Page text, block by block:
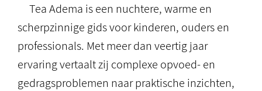
Tea Adema is een nuchtere, warme en
scherpzinnige gids voor kinderen, ouders en
professionals. Met meer dan veertig jaar
ervaring vertaalt zij complexe opvoed- en
gedragsproblemen naar praktische inzichten,